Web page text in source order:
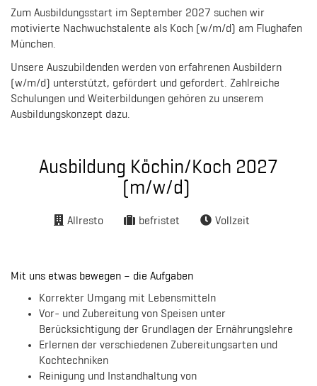
Zum Ausbildungsstart im September 2027 suchen wir
motivierte Nachwuchstalente als Koch (w/m/d) am Flughafen
München.
Unsere Auszubildenden werden von erfahrenen Ausbildern
(w/m/d) unterstützt, gefördert und gefordert. Zahlreiche
Schulungen und Weiterbildungen gehören zu unserem
Ausbildungskonzept dazu.
Ausbildung Köchin/Koch 2027
(m/w/d)
Allresto befristet Vollzeit
Mit uns etwas bewegen – die Aufgaben
Korrekter Umgang mit Lebensmitteln
Vor- und Zubereitung von Speisen unter
Berücksichtigung der Grundlagen der Ernährungslehre
Erlernen der verschiedenen Zubereitungsarten und
Kochtechniken
Reinigung und Instandhaltung von